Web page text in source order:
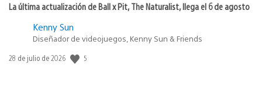
La última actualización de Ball x Pit, The Naturalist, llega el 6 de agosto
Kenny Sun
Diseñador de videojuegos, Kenny Sun & Friends
Fecha
28 de julio de 2026 5